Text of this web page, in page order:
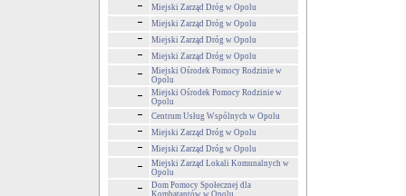
Miejski Zarząd Dróg w Opolu
Miejski Zarząd Dróg w Opolu
Miejski Zarząd Dróg w Opolu
Miejski Zarząd Dróg w Opolu
Miejski Ośrodek Pomocy Rodzinie w
Opolu
Miejski Ośrodek Pomocy Rodzinie w
Opolu
Centrum Usług Wspólnych w Opolu
Miejski Zarząd Dróg w Opolu
Miejski Zarząd Dróg w Opolu
Miejski Zarząd Lokali Komunalnych w
Opolu
Dom Pomocy Społecznej dla
Kombatantów w Opolu